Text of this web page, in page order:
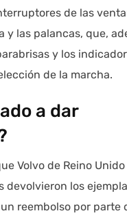
de las
y las palancas, que,
y los
de la marcha.
a dar
Volvo de Reino
devolvieron los
reembolso por parte